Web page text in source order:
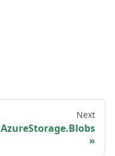
Next
AzureStorage.Blobs